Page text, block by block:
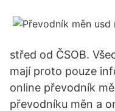
střed od ČSOB.
mají proto pouze
online převodník
převodníku měn a